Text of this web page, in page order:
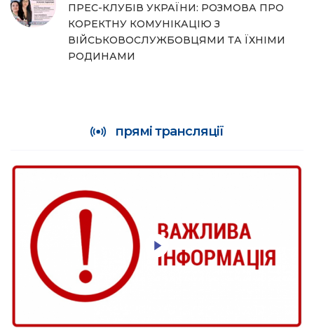
ПРЕС-КЛУБІВ УКРАЇНИ: РОЗМОВА ПРО
КОРЕКТНУ КОМУНІКАЦІЮ З
ВІЙСЬКОВОСЛУЖБОВЦЯМИ ТА ЇХНІМИ
РОДИНАМИ
прямі трансляції